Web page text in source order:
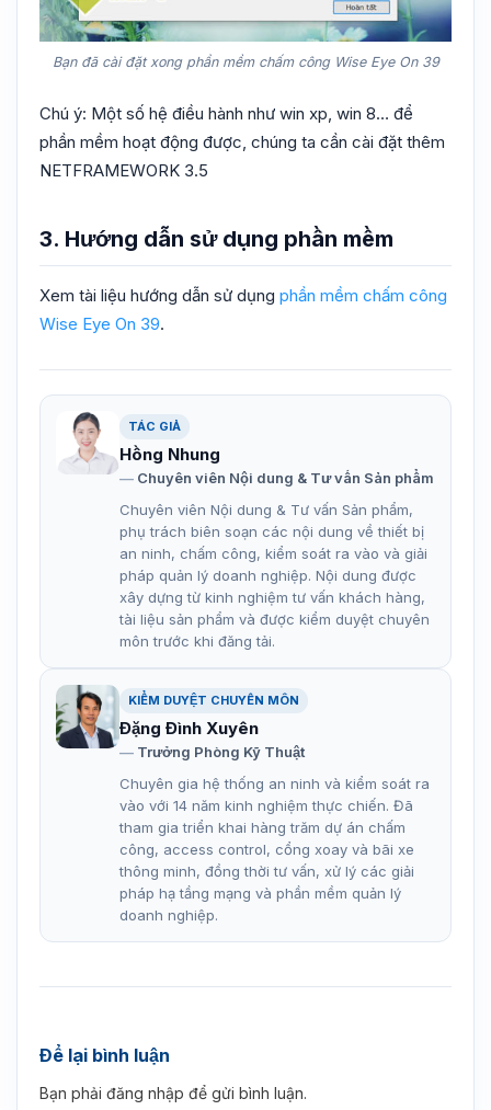
Bạn đã cài đặt xong phần mềm chấm công Wise Eye On 39
Chú ý: Một số hệ điều hành như win xp, win 8… để
phần mềm hoạt động được, chúng ta cần cài đặt thêm
NETFRAMEWORK 3.5
3. Hướng dẫn sử dụng phần mềm
Xem tài liệu hướng dẫn sử dụng phần mềm chấm công
Wise Eye On 39.
TÁC GIẢ
Hồng Nhung
Chuyên viên Nội dung & Tư vấn Sản phẩm
Chuyên viên Nội dung & Tư vấn Sản phẩm,
phụ trách biên soạn các nội dung về thiết bị
an ninh, chấm công, kiểm soát ra vào và giải
pháp quản lý doanh nghiệp. Nội dung được
xây dựng từ kinh nghiệm tư vấn khách hàng,
tài liệu sản phẩm và được kiểm duyệt chuyên
môn trước khi đăng tải.
KIỂM DUYỆT CHUYÊN MÔN
Đặng Đình Xuyên
Trưởng Phòng Kỹ Thuật
Chuyên gia hệ thống an ninh và kiểm soát ra
vào với 14 năm kinh nghiệm thực chiến. Đã
tham gia triển khai hàng trăm dự án chấm
công, access control, cổng xoay và bãi xe
thông minh, đồng thời tư vấn, xử lý các giải
pháp hạ tầng mạng và phần mềm quản lý
doanh nghiệp.
Để lại bình luận
Bạn phải đăng nhập để gửi bình luận.